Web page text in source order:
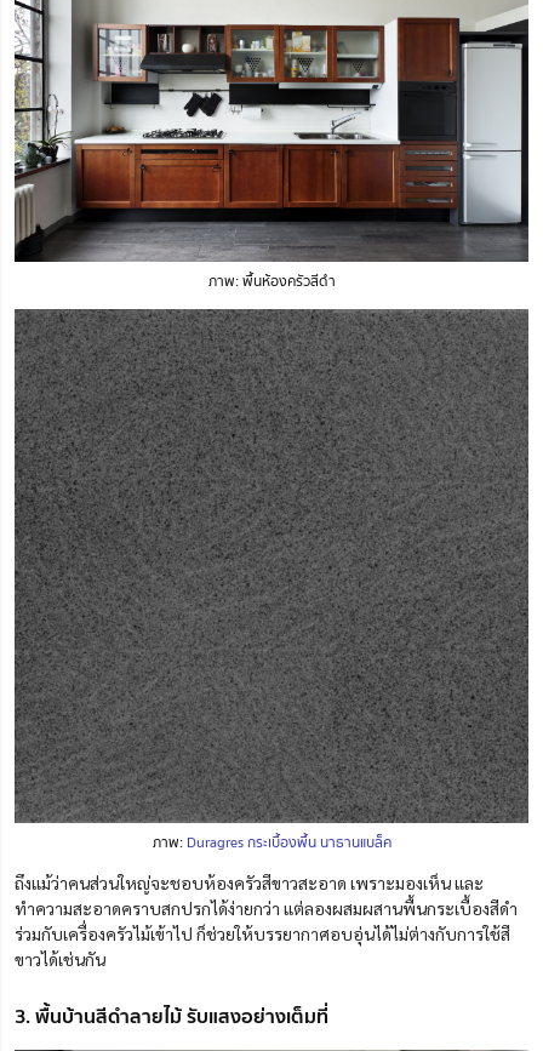
ภาพ: พื้นห้องครัวสีดำ
ภาพ: Duragres กระเบื้องพื้น นาธานแบล็ค
ถึงแม้ว่าคนส่วนใหญ่จะชอบห้องครัวสีขาวสะอาด เพราะมองเห็น และ
ทำความสะอาดคราบสกปรกได้ง่ายกว่า แต่ลองผสมผสานพื้นกระเบื้องสีดำ
ร่วมกับเครื่องครัวไม้เข้าไป ก็ช่วยให้บรรยากาศอบอุ่นได้ไม่ต่างกับการใช้สี
ขาวได้เช่นกัน
3. พื้นบ้านสีดำลายไม้ รับแสงอย่างเต็มที่